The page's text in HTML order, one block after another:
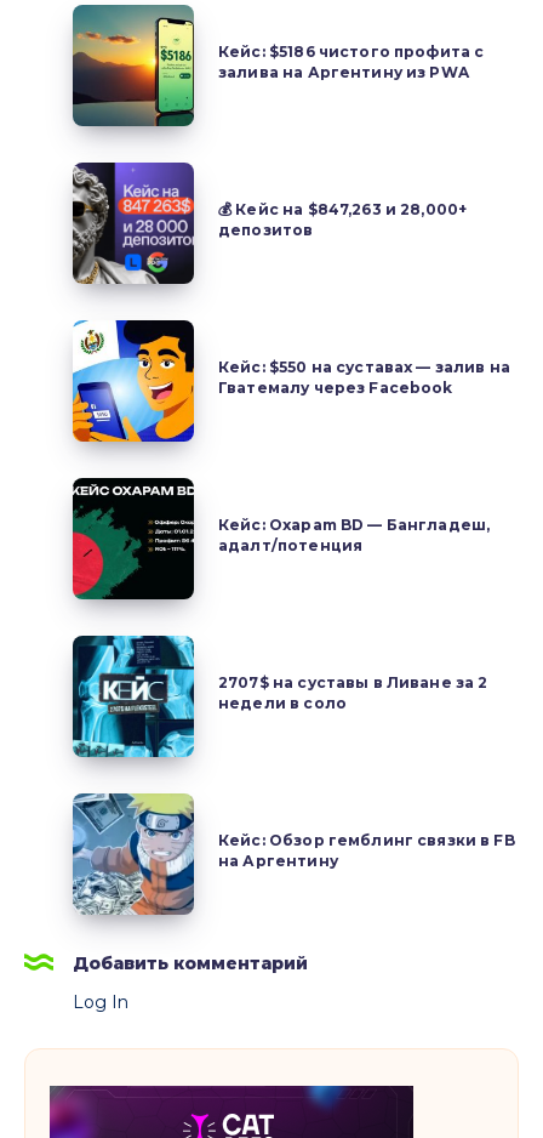
Кейс:
$5186
чистого
профита
залива
на
Аргентину
из
PWA
Кейс: $5186 чистого профита с
залива на Аргентину из PWA
💰
Кейс
на $847,263 и 28,000+
депозитов
💰 Кейс на $847,263 и 28,000+
депозитов
Кейс:
$550
на
суставах
—
залив
на
Гватемалу
через
Facebook
Кейс: $550 на суставах — залив на
Гватемалу через Facebook
Кейс:
Oxapam
BD
—
Бангладеш,
адалт/
потенция
Кейс: Oxapam BD — Бангладеш,
адалт/потенция
2707$
на
суставы
в
Ливане
за
2
недели
в
соло
2707$ на суставы в Ливане за 2
недели в соло
Кейс:
Обзор
гемблинг
связки
FB
Аргентину
Кейс: Обзор гемблинг связки в FB
на Аргентину
Добавить комментарий
Log In